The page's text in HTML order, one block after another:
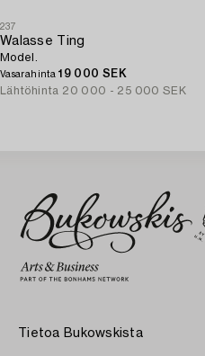
237
Walasse Ting
Model.
Vasarahinta19 000 SEK
Lähtöhinta 20 000 - 25 000 SEK
Tietoa Bukowskista